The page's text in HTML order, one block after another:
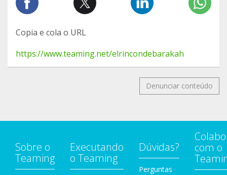
Copia e cola o URL
https://www.teaming.net/elrincondebarakah
Denunciar conteúdo
Sobre o
Teaming
Executando
o Teaming
Dúvidas?
Perguntas
com o